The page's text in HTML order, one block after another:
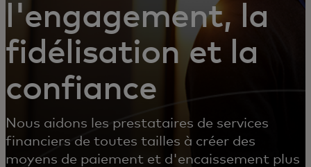
l'engagement, la
fidélisation et la
confiance
Nous aidons les prestataires de services
financiers de toutes tailles à créer des
moyens de paiement et d'encaissement plus